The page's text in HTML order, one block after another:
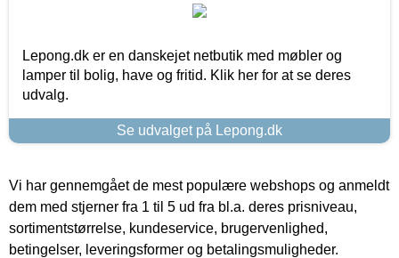
Lepong.dk er en danskejet netbutik med møbler og
lamper til bolig, have og fritid. Klik her for at se deres
udvalg.
Se udvalget på Lepong.dk
Vi har gennemgået de mest populære webshops og anmeldt
dem med stjerner fra 1 til 5 ud fra bl.a. deres prisniveau,
sortimentstørrelse, kundeservice, brugervenlighed,
betingelser, leveringsformer og betalingsmuligheder.